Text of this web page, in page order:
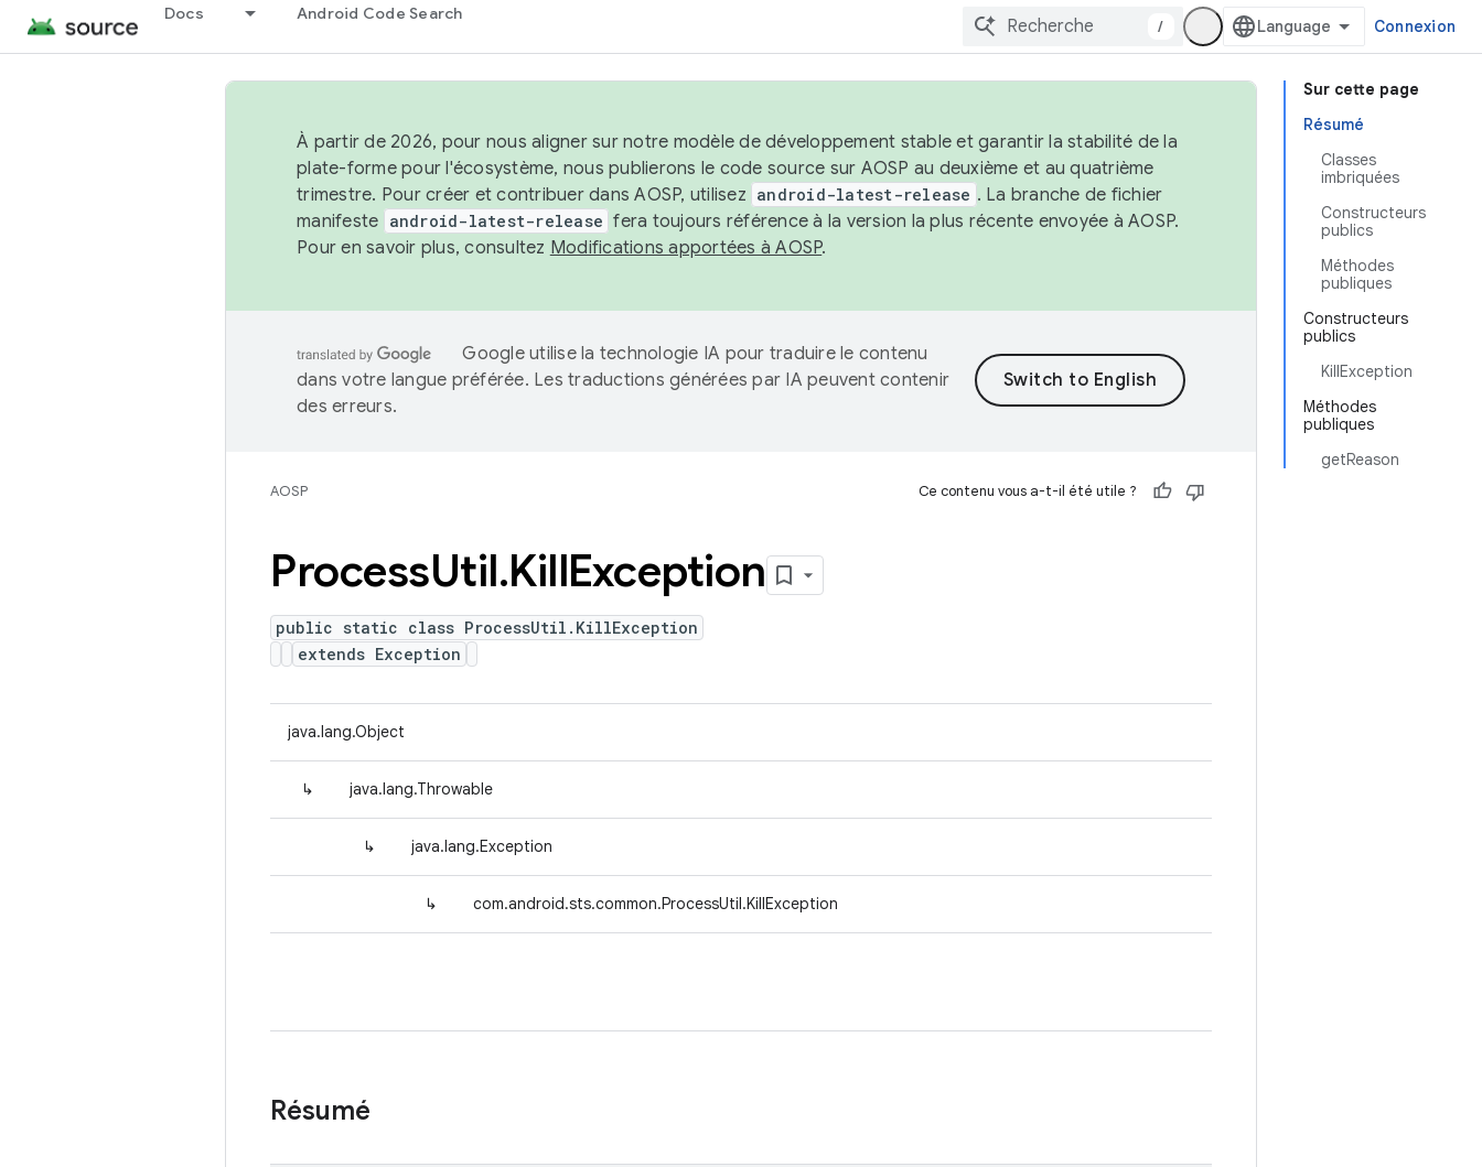
Docs Android Code Search
/ Connexion
Sur cette page
Résumé
Classes
imbriquées
Constructeurs
publics
Méthodes
publiques
Constructeurs
publics
KillException
Méthodes
publiques
getReason
À partir de 2026, pour nous aligner sur notre modèle de développement stable et garantir la stabilité de la
plate-forme pour l'écosystème, nous publierons le code source sur AOSP au deuxième et au quatrième
trimestre. Pour créer et contribuer dans AOSP, utilisez android-latest-release . La branche de fichier
manifeste android-latest-release fera toujours référence à la version la plus récente envoyée à AOSP.
Pour en savoir plus, consultez Modifications apportées à AOSP.
Google utilise la technologie IA pour traduire le contenu
dans votre langue préférée. Les traductions générées par IA peuvent contenir
des erreurs.
AOSP Ce contenu vous a-t-il été utile ?
ProcessUtil.KillException
public static class ProcessUtil.KillException
extends Exception
java.lang.Object
↳ java.lang.Throwable
↳ java.lang.Exception
↳ com.android.sts.common.ProcessUtil.KillException
Résumé